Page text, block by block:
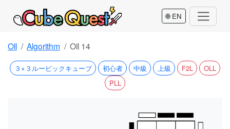
🌐 EN
Oll Algorithm Oll 14
３×３ルービックキューブ 初心者 中級 上級 F2L
OLL
PLL